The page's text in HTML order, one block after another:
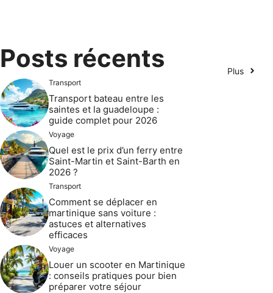
Posts récents Plus
Transport
Transport bateau entre les
saintes et la guadeloupe :
guide complet pour 2026
Voyage
Quel est le prix d’un ferry entre
Saint-Martin et Saint-Barth en
2026 ?
Transport
Comment se déplacer en
martinique sans voiture :
astuces et alternatives
efficaces
Voyage
Louer un scooter en Martinique
: conseils pratiques pour bien
préparer votre séjour